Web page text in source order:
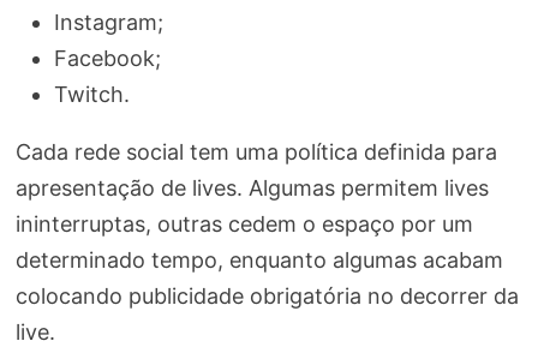
Instagram;
Facebook;
Twitch.
Cada rede social tem uma política definida para
apresentação de lives. Algumas permitem lives
ininterruptas, outras cedem o espaço por um
determinado tempo, enquanto algumas acabam
colocando publicidade obrigatória no decorrer da
live.